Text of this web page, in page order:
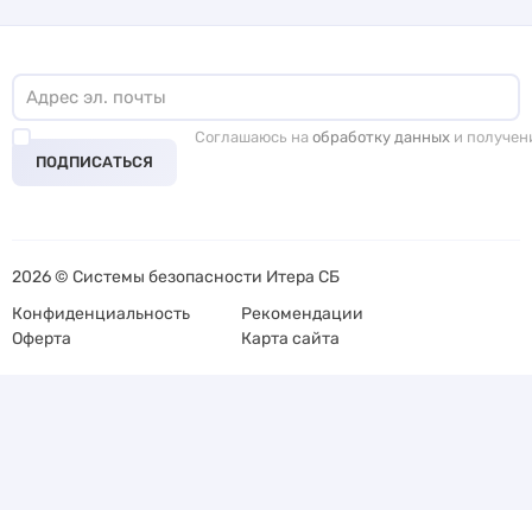
ПОДПИСАТЬСЯ
Соглашаюсь на обработку данных и
2026 © Системы безопасности Итера СБ
Конфиденциальность
Рекомендации
Оферта
Карта сайта